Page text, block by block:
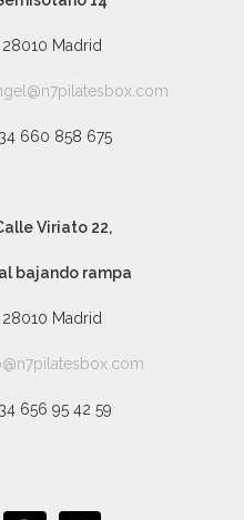
28010 Madrid
660 858 675
Viriato 22,
bajando rampa
28010 Madrid
656 95 42 59